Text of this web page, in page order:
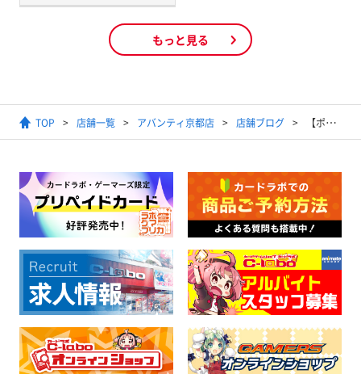
もっと見る
TOP 店舗一覧 アバンティ京都店 店舗ブログ 【ポケモンカードゲーム】2025年4月2日開催ジムバトル結果発表【優勝デッキ】